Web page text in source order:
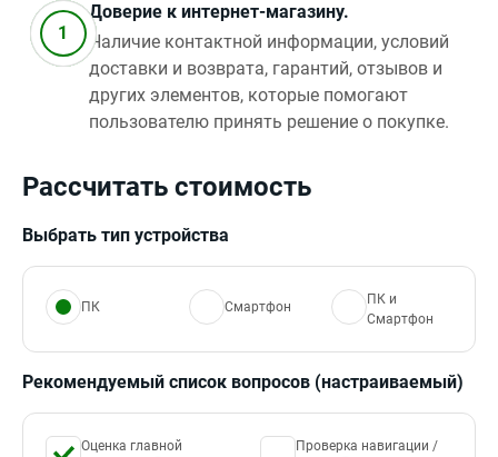
Доверие к интернет‑магазину.
Наличие контактной информации, условий
доставки и возврата, гарантий, отзывов и
других элементов, которые помогают
пользователю принять решение о покупке.
Рассчитать стоимость
Выбрать тип устройства
ПК Смартфон
ПК и
Смартфон
Рекомендуемый список вопросов (настраиваемый)
Оценка главной
Проверка навигации /